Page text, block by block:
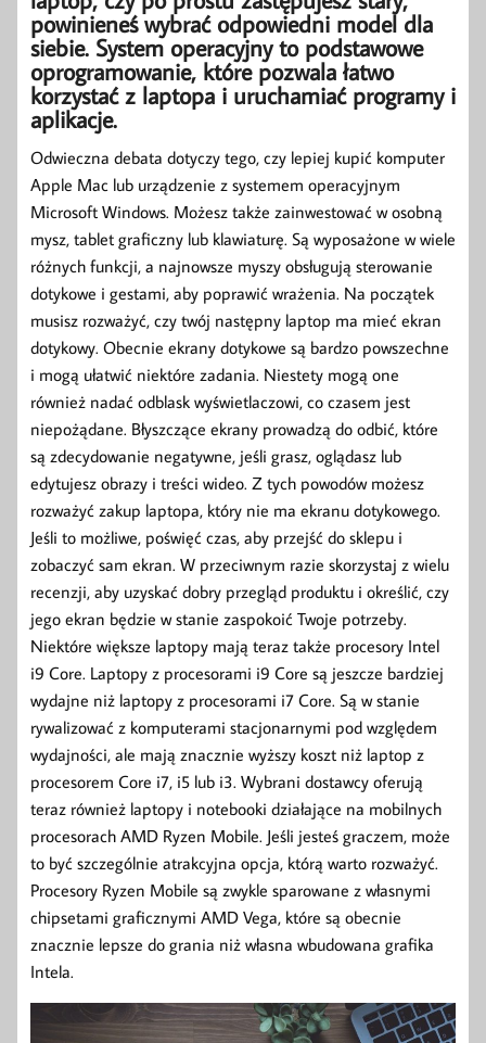
powinieneś wybrać odpowiedni model dla
siebie. System operacyjny to podstawowe
oprogramowanie, które pozwala łatwo
korzystać z laptopa i uruchamiać programy i
aplikacje.
Odwieczna debata dotyczy tego, czy lepiej kupić komputer
Apple Mac lub urządzenie z systemem operacyjnym
Microsoft Windows. Możesz także zainwestować w osobną
mysz, tablet graficzny lub klawiaturę. Są wyposażone w wiele
różnych funkcji, a najnowsze myszy obsługują sterowanie
dotykowe i gestami, aby poprawić wrażenia. Na początek
musisz rozważyć, czy twój następny laptop ma mieć ekran
dotykowy. Obecnie ekrany dotykowe są bardzo powszechne
i mogą ułatwić niektóre zadania. Niestety mogą one
również nadać odblask wyświetlaczowi, co czasem jest
niepożądane. Błyszczące ekrany prowadzą do odbić, które
są zdecydowanie negatywne, jeśli grasz, oglądasz lub
edytujesz obrazy i treści wideo. Z tych powodów możesz
rozważyć zakup laptopa, który nie ma ekranu dotykowego.
Jeśli to możliwe, poświęć czas, aby przejść do sklepu i
zobaczyć sam ekran. W przeciwnym razie skorzystaj z wielu
recenzji, aby uzyskać dobry przegląd produktu i określić, czy
jego ekran będzie w stanie zaspokoić Twoje potrzeby.
Niektóre większe laptopy mają teraz także procesory Intel
i9 Core. Laptopy z procesorami i9 Core są jeszcze bardziej
wydajne niż laptopy z procesorami i7 Core. Są w stanie
rywalizować z komputerami stacjonarnymi pod względem
wydajności, ale mają znacznie wyższy koszt niż laptop z
procesorem Core i7, i5 lub i3. Wybrani dostawcy oferują
teraz również laptopy i notebooki działające na mobilnych
procesorach AMD Ryzen Mobile. Jeśli jesteś graczem, może
to być szczególnie atrakcyjna opcja, którą warto rozważyć.
Procesory Ryzen Mobile są zwykle sparowane z własnymi
chipsetami graficznymi AMD Vega, które są obecnie
znacznie lepsze do grania niż własna wbudowana grafika
Intela.